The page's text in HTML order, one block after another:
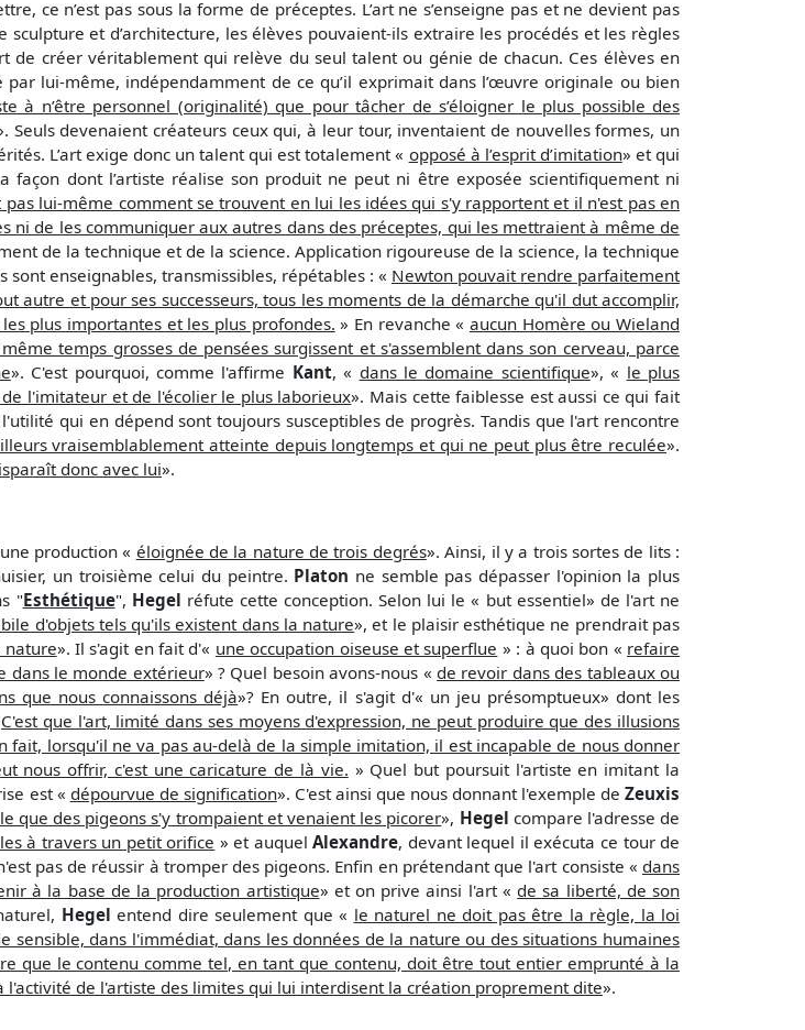
ce n’est pas sous la forme de préceptes. L’art ne s’enseigne pas et ne devient pas
et d’architecture, les élèves pouvaient-ils extraire les procédés et les règles
de créer véritablement qui relève du seul talent ou génie de chacun. Ces élèves en
lui-même, indépendamment de ce qu’il exprimait dans l’œuvre originale ou bien
à n’être personnel (originalité) que pour tâcher de s’éloigner le plus possible des
Seuls devenaient créateurs ceux qui, à leur tour, inventaient de nouvelles formes, un
L’art exige donc un talent qui est totalement « opposé à l’esprit d’imitation» et qui
dont l’artiste réalise son produit ne peut ni être exposée scientifiquement ni
lui-même comment se trouvent en lui les idées qui s'y rapportent et il n'est pas en
de les communiquer aux autres dans des préceptes, qui les mettraient à même de
de la technique et de la science. Application rigoureuse de la science, la technique
enseignables, transmissibles, répétables : « Newton pouvait rendre parfaitement
et pour ses successeurs, tous les moments de la démarche qu'il dut accomplir,
plus importantes et les plus profondes. » En revanche «aucun Homère ou Wieland
temps grosses de pensées surgissent et s'assemblent dans son cerveau, parce
». C'est pourquoi, comme l'affirme Kant, « dans le domaine scientifique», « le plus
l'imitateur et de l'écolier le plus laborieux». Mais cette faiblesse est aussi ce qui fait
qui en dépend sont toujours susceptibles de progrès. Tandis que l'art rencontre
vraisemblablement atteinte depuis longtemps et qui ne peut plus être reculée».
donc avec lui».
production « éloignée de la nature de trois degrés». Ainsi, il y a trois sortes de lits :
un troisième celui du peintre. Platon ne semble pas dépasser l'opinion la plus
"Esthétique", Hegel réfute cette conception. Selon lui le « but essentiel» de l'art ne
d'objets tels qu'ils existent dans la nature», et le plaisir esthétique ne prendrait pas
nature». Il s'agit en fait d'« une occupation oiseuse et superflue » : à quoi bon « refaire
dans le monde extérieur» ? Quel besoin avons-nous «de revoir dans des tableaux ou
que nous connaissons déjà»? En outre, il s'agit d'« un jeu présomptueux» dont les
C'est que l'art, limité dans ses moyens d'expression, ne peut produire que des illusions
lorsqu'il ne va pas au-delà de la simple imitation, il est incapable de nous donner
nous offrir, c'est une caricature de là vie. » Quel but poursuit l'artiste en imitant la
est « dépourvue de signification». C'est ainsi que nous donnant l'exemple deZeuxis
que des pigeons s'y trompaient et venaient les picorer», Hegel compare l'adresse de
à travers un petit orifice » et auquelAlexandre, devant lequel il exécuta ce tour de
pas de réussir à tromper des pigeons. Enfin en prétendant que l'art consiste « dans
à la base de la production artistique» et on prive ainsi l'art «de sa liberté, de son
Hegel entend dire seulement que « le naturel ne doit pas être la règle, la loi
sensible, dans l'immédiat, dans les données de la nature ou des situations humaines
que le contenu comme tel, en tant que contenu, doit être tout entier emprunté à la
l'activité de l'artiste des limites qui lui interdisent la création proprement dite».